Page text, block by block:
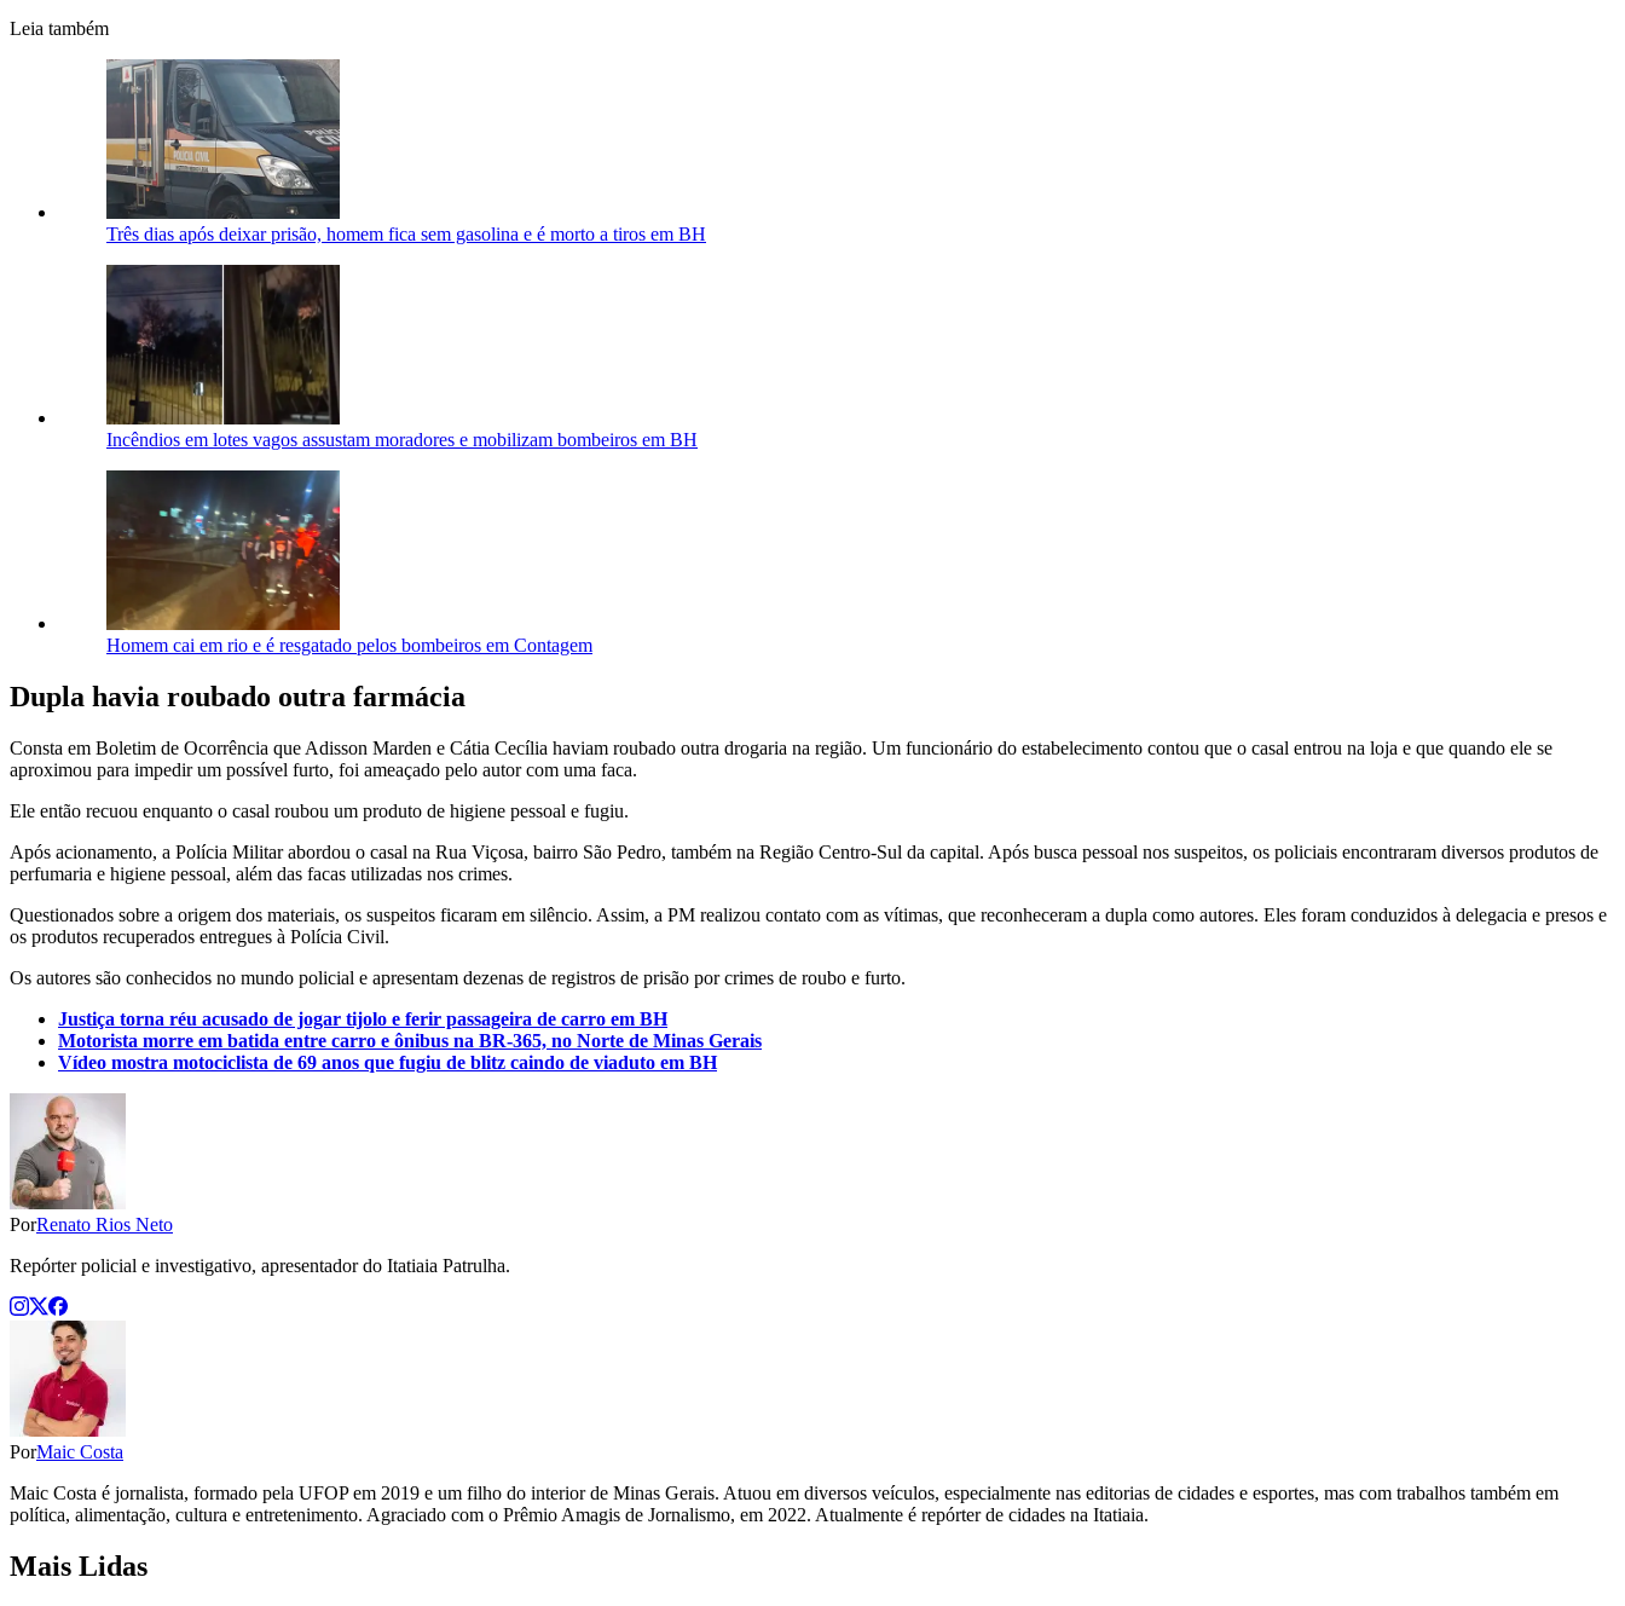
Leia também
Três dias após deixar prisão, homem fica sem gasolina e é morto a tiros em BH
Incêndios em lotes vagos assustam moradores e mobilizam bombeiros em BH
Homem cai em rio e é resgatado pelos bombeiros em Contagem
Dupla havia roubado outra farmácia
Consta em Boletim de Ocorrência que Adisson Marden e Cátia Cecília haviam roubado outra drogaria na região. Um funcionário do estabelecimento contou que o casal entrou na loja e que quando ele se
aproximou para impedir um possível furto, foi ameaçado pelo autor com uma faca.
Ele então recuou enquanto o casal roubou um produto de higiene pessoal e fugiu.
Após acionamento, a Polícia Militar abordou o casal na Rua Viçosa, bairro São Pedro, também na Região Centro-Sul da capital. Após busca pessoal nos suspeitos, os policiais encontraram diversos produtos de
perfumaria e higiene pessoal, além das facas utilizadas nos crimes.
Questionados sobre a origem dos materiais, os suspeitos ficaram em silêncio. Assim, a PM realizou contato com as vítimas, que reconheceram a dupla como autores. Eles foram conduzidos à delegacia e presos e
os produtos recuperados entregues à Polícia Civil.
Os autores são conhecidos no mundo policial e apresentam dezenas de registros de prisão por crimes de roubo e furto.
Justiça torna réu acusado de jogar tijolo e ferir passageira de carro em BH
Motorista morre em batida entre carro e ônibus na BR-365, no Norte de Minas Gerais
Vídeo mostra motociclista de 69 anos que fugiu de blitz caindo de viaduto em BH
PorRenato Rios Neto
Repórter policial e investigativo, apresentador do Itatiaia Patrulha.
PorMaic Costa
Maic Costa é jornalista, formado pela UFOP em 2019 e um filho do interior de Minas Gerais. Atuou em diversos veículos, especialmente nas editorias de cidades e esportes, mas com trabalhos também em
política, alimentação, cultura e entretenimento. Agraciado com o Prêmio Amagis de Jornalismo, em 2022. Atualmente é repórter de cidades na Itatiaia.
Mais Lidas